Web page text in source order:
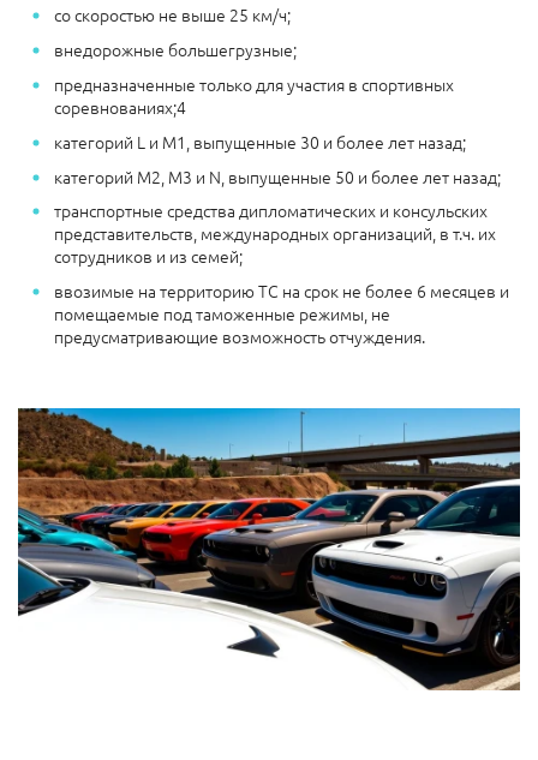
со скоростью не выше 25 км/ч;
внедорожные большегрузные;
предназначенные только для участия в спортивных
соревнованиях;4
категорий L и М1, выпущенные 30 и более лет назад;
категорий М2, М3 и N, выпущенные 50 и более лет назад;
транспортные средства дипломатических и консульских
представительств, международных организаций, в т.ч. их
сотрудников и из семей;
ввозимые на территорию ТС на срок не более 6 месяцев и
помещаемые под таможенные режимы, не
предусматривающие возможность отчуждения.